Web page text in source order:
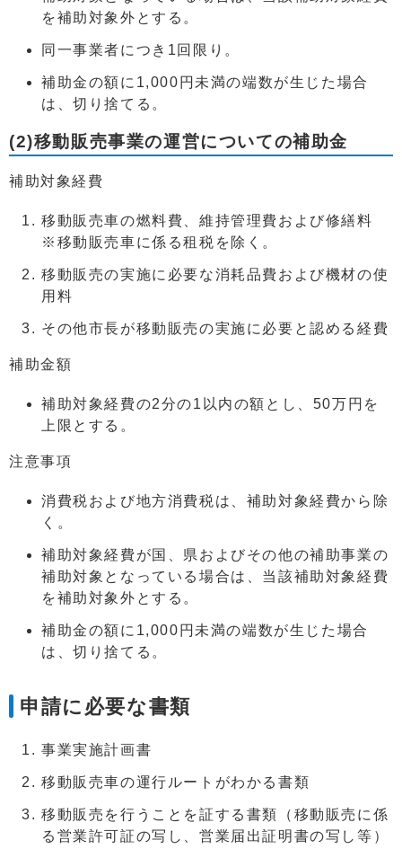
を補助対象外とする。
同一事業者につき1回限り。
補助金の額に1,000円未満の端数が生じた場合
は、切り捨てる。
(2)移動販売事業の運営についての補助金
補助対象経費
移動販売車の燃料費、維持管理費および修繕料
※移動販売車に係る租税を除く。
移動販売の実施に必要な消耗品費および機材の使
用料
その他市長が移動販売の実施に必要と認める経費
補助金額
補助対象経費の2分の1以内の額とし、50万円を
上限とする。
注意事項
消費税および地方消費税は、補助対象経費から除
く。
補助対象経費が国、県およびその他の補助事業の
補助対象となっている場合は、当該補助対象経費
を補助対象外とする。
補助金の額に1,000円未満の端数が生じた場合
は、切り捨てる。
申請に必要な書類
事業実施計画書
移動販売車の運行ルートがわかる書類
移動販売を行うことを証する書類（移動販売に係
る営業許可証の写し、営業届出証明書の写し等）